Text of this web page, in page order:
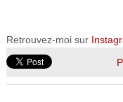
Retrouvez-moi sur